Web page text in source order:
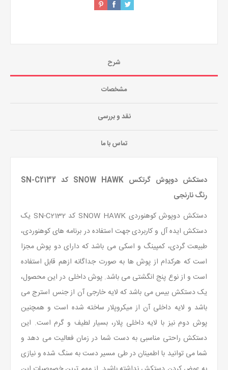
شرح
مشخصات
نقد و بررسی
تماس با ما
دستکش دوپوش گرتکس SNOW HAWK کد SN-C2132
رنگ نارنجی
دستکش دوپوش کوهنوردی SNOW HAWK کد SN-C2132 یک
دستکش ایده آل و کاربردی جهت استفاده در برنامه های کوهنوردی،
طبیعت گردی، کمپینگ و اسکی می باشد که دارای دو پوش مجزا
است که هرکدام از پوش ها به صورت جداگانه ازهم قابل استفاده
است و از نوع پنج انگشتی می باشد. پوش داخلی در این محصول،
یک دستکش بیس می باشد که لایه خارجی آن از جنس استرج می
باشد و لایه داخلی آن از میکروپلار ساخته شده است و همچنین
پوش دوم نیز با لایه داخلی پلار، بسیار لطیف و گرم است. این
دستکش راحتی مناسبی به دست شما در زمان فعالیت می دهد و
شما می توانید با اطمینان در طی مسیر دست به سنگ شده و نیازی